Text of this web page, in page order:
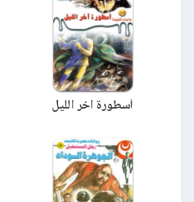
أسطورة آخر الليل